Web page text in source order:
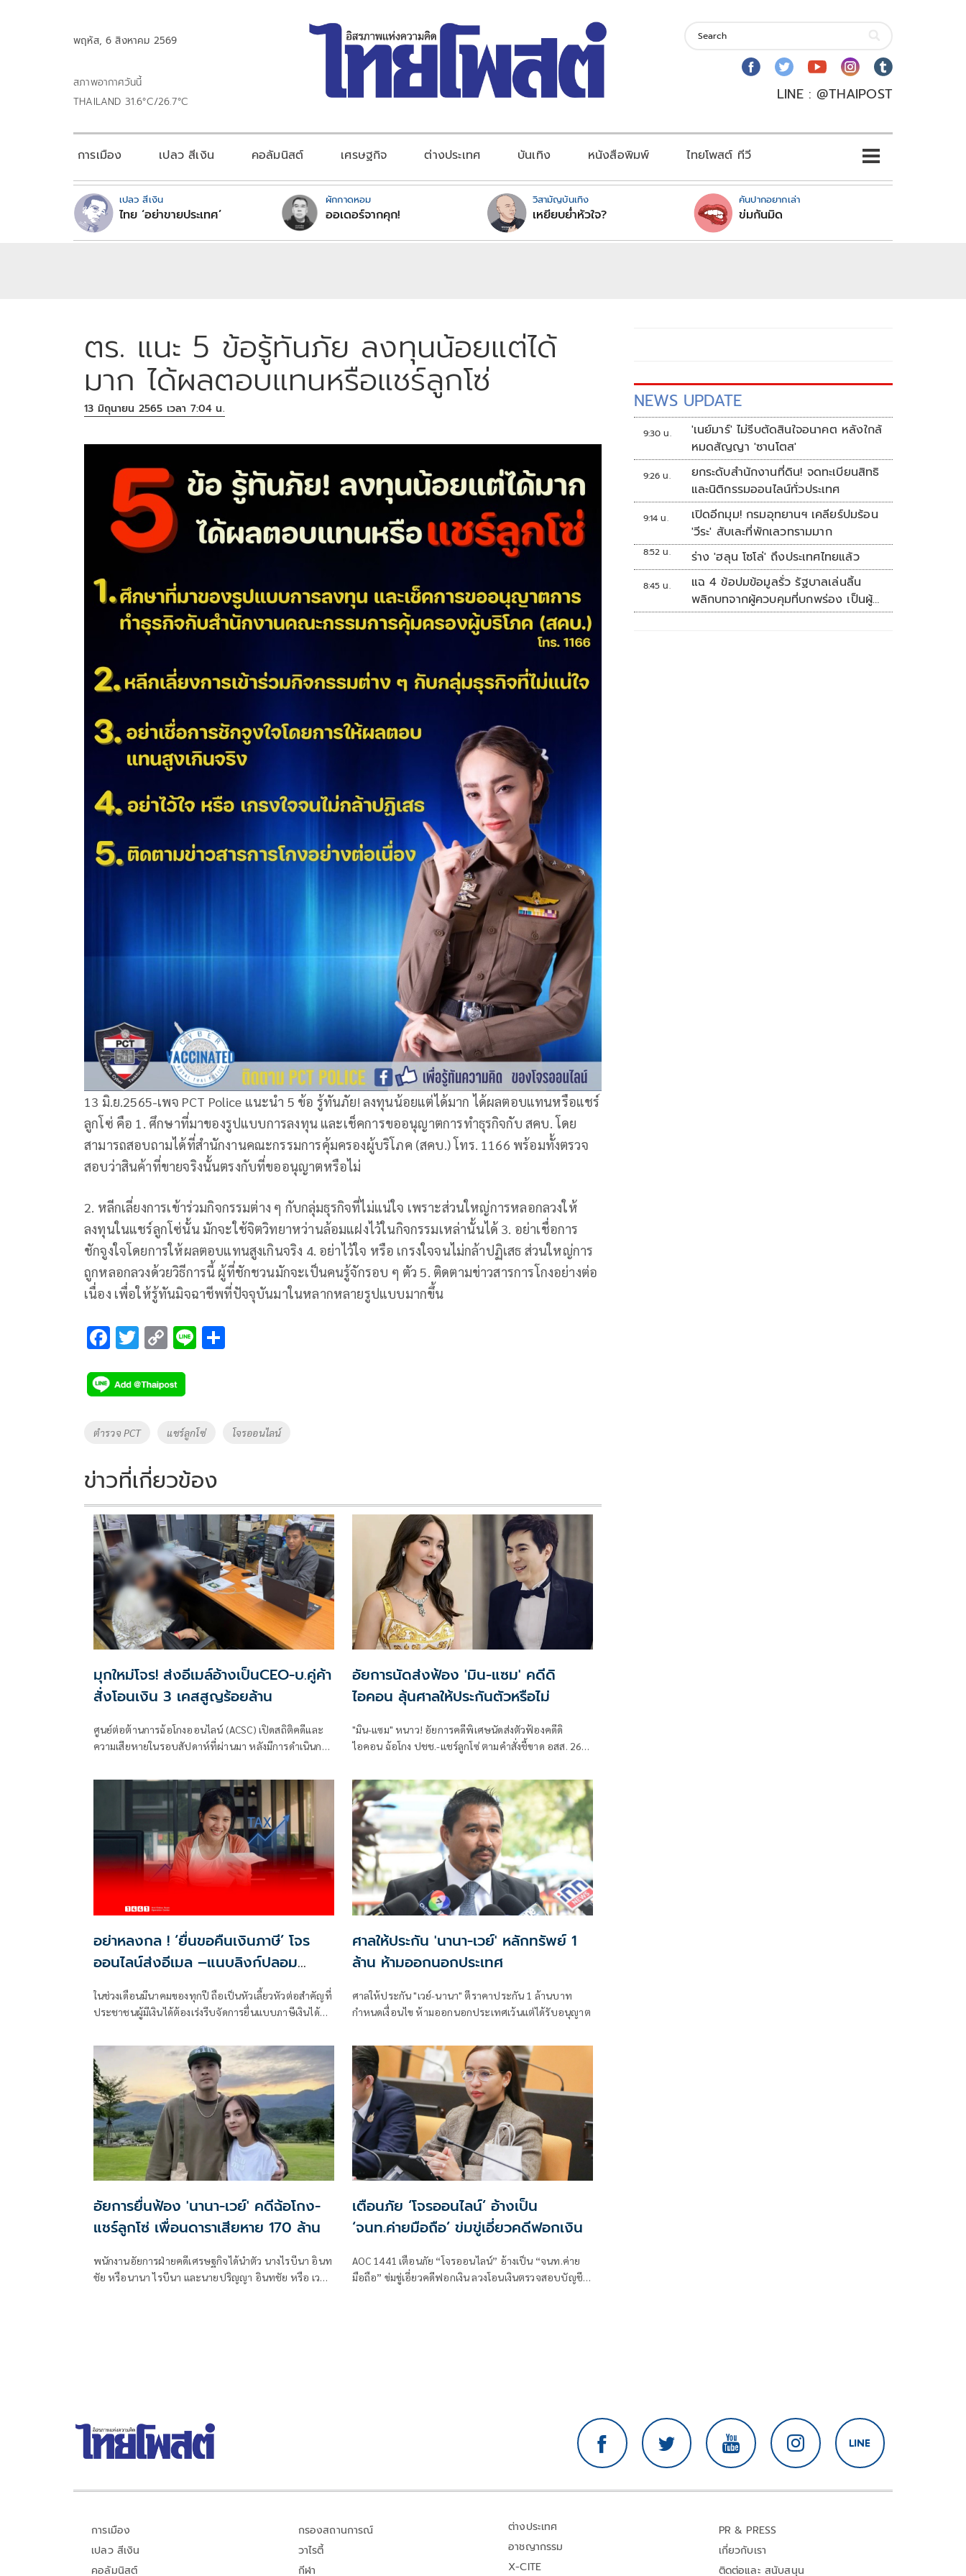
พฤหัส, 6 สิงหาคม 2569
สภาพอากาศวันนี้
THAILAND 31.6°C/26.7°C
LINE : @THAIPOST
การเมือง เปลว สีเงิน คอลัมนิสต์ เศรษฐกิจ ต่างประเทศ บันเทิง หนังสือพิมพ์ ไทยโพสต์ ทีวี
เปลว สีเงิน
ไทย ‘อย่าขายประเทศ’
ผักกาดหอม
ออเดอร์จากคุก!
วิสามัญบันเทิง
เหยียบย่ำหัวใจ?
คันปากอยากเล่า
ข่มกันมิด
ตร. แนะ 5 ข้อรู้ทันภัย ลงทุนน้อยแต่ได้
มาก ได้ผลตอบแทนหรือแชร์ลูกโซ่
13 มิถุนายน 2565 เวลา 7:04 น.
13 มิ.ย.2565-เพจ PCT Police แนะนำ 5 ข้อ รู้ทันภัย! ลงทุนน้อยแต่ได้มาก ได้ผลตอบแทนหรือแชร์
ลูกโซ่ คือ 1. ศึกษาที่มาของรูปแบบการลงทุน และเช็คการขออนุญาตการทำธุรกิจกับ สคบ. โดย
สามารถสอบถามได้ที่สำนักงานคณะกรรมการคุ้มครองผู้บริโภค (สคบ.) โทร. 1166 พร้อมทั้งตรวจ
สอบว่าสินค้าที่ขายจริงนั้นตรงกับที่ขออนุญาตหรือไม่
2. หลีกเลี่ยงการเข้าร่วมกิจกรรมต่าง ๆ กับกลุ่มธุรกิจที่ไม่แน่ใจ เพราะส่วนใหญ่การหลอกลวงให้
ลงทุนในแชร์ลูกโซ่นั้น มักจะใช้จิตวิทยาหว่านล้อมแฝงไว้ในกิจกรรมเหล่านั้นได้ 3. อย่าเชื่อการ
ชักจูงใจโดยการให้ผลตอบแทนสูงเกินจริง 4. อย่าไว้ใจ หรือ เกรงใจจนไม่กล้าปฏิเสธ ส่วนใหญ่การ
ถูกหลอกลวงด้วยวิธีการนี้ ผู้ที่ชักชวนมักจะเป็นคนรู้จักรอบ ๆ ตัว 5. ติดตามข่าวสารการโกงอย่างต่อ
เนื่อง เพื่อให้รู้ทันมิจฉาชีพที่ปัจจุบันมาในหลากหลายรูปแบบมากขึ้น
F
e
b
o
k
T
tt
er
C
p
y
Li
k
Li
Tags
ตำรวจ PCT แชร์ลูกโซ่ โจรออนไลน์
ข่าวที่เกี่ยวข้อง
มุกใหม่โจร! ส่งอีเมล์อ้างเป็นCEO-บ.คู่ค้า
สั่งโอนเงิน 3 เคสสูญร้อยล้าน
ศูนย์ต่อต้านการฉ้อโกงออนไลน์ (ACSC) เปิดสถิติคดีและ
ความเสียหายในรอบสัปดาห์ที่ผ่านมา หลังมีการดำเนินการ
ตั้งแต่วันที่ 17 - 23 พ.ค. 69
อัยการนัดส่งฟ้อง 'มิน-แซม' คดีดิ
ไอคอน ลุ้นศาลให้ประกันตัวหรือไม่
"มิน-แซม" หนาว! อัยการคดีพิเศษนัดส่งตัวฟ้องคดีดิ
ไอคอน ฉ้อโกง ปชช.-แชร์ลูกโซ่ ตามคำสั่งชี้ขาด อสส. 26
อย่าหลงกล ! ‘ยื่นขอคืนเงินภาษี’ โจร
ออนไลน์ส่งอีเมล –แนบลิงก์ปลอม
ในช่วงเดือนมีนาคมของทุกปี ถือเป็นหัวเลี้ยวหัวต่อสำคัญที่
ประชาชนผู้มีเงินได้ต้องเร่งรีบจัดการยื่นแบบภาษีเงินได้
ห้วงเวลาเดียวกันนี้
ศาลให้ประกัน 'นานา-เวย์' หลักทรัพย์ 1
ล้าน ห้ามออกนอกประเทศ
ศาลให้ประกัน "เวย์-นานา" ตีราคาประกัน 1 ล้านบาท
กำหนดเงื่อนไข ห้ามออกนอกประเทศเว้นแต่ได้รับอนุญาต
อัยการยื่นฟ้อง 'นานา-เวย์' คดีฉ้อโกง-
แชร์ลูกโซ่ เพื่อนดาราเสียหาย 170 ล้าน
พนักงานอัยการฝ่ายคดีเศรษฐกิจได้นำตัว นางไรบีนา อินท
ชัย หรือนานา ไรบีนา และนายปริญญา อินทชัย หรือ เวย์
เตือนภัย ‘โจรออนไลน์’ อ้างเป็น
‘จนท.ค่ายมือถือ’ ข่มขู่เอี่ยวคดีฟอกเงิน
AOC 1441 เตือนภัย “โจรออนไลน์” อ้างเป็น “จนท.ค่าย
มือถือ” ข่มขู่เอี่ยวคดีฟอกเงิน ลวงโอนเงินตรวจสอบบัญชี
NEWS UPDATE
9:30 น.
'เนย์มาร์' ไม่รีบตัดสินใจอนาคต หลังใกล้
หมดสัญญา 'ซานโตส'
9:26 น.
ยกระดับสำนักงานที่ดิน! จดทะเบียนสิทธิ
และนิติกรรมออนไลน์ทั่วประเทศ
9:14 น.
เปิดอีกมุม! กรมอุทยานฯ เคลียร์ปมร้อน
'วีระ' สับเละที่พักเลวทรามมาก
8:52 น. ร่าง 'ฮลุน โซโล่' ถึงประเทศไทยแล้ว
8:45 น.
แฉ 4 ข้อปมข้อมูลรั่ว รัฐบาลเล่นลิ้น
พลิกบทจากผู้ควบคุมที่บกพร่อง เป็นผู้
เสียหายขู่ฟ้องคนเอาความจริงมาพูด
การเมือง
เปลว สีเงิน
คอลัมนิสต์
กรองสถานการณ์
วาไรตี้
กีฬา
ต่างประเทศ
อาชญากรรม
X-CITE
PR & PRESS
เกี่ยวกับเรา
ติดต่อและ สนับสนุน